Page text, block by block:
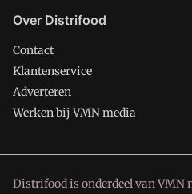
Over Distrifood
Contact
Klantenservice
Adverteren
Werken bij VMN media
Distrifood is onderdeel van VMN